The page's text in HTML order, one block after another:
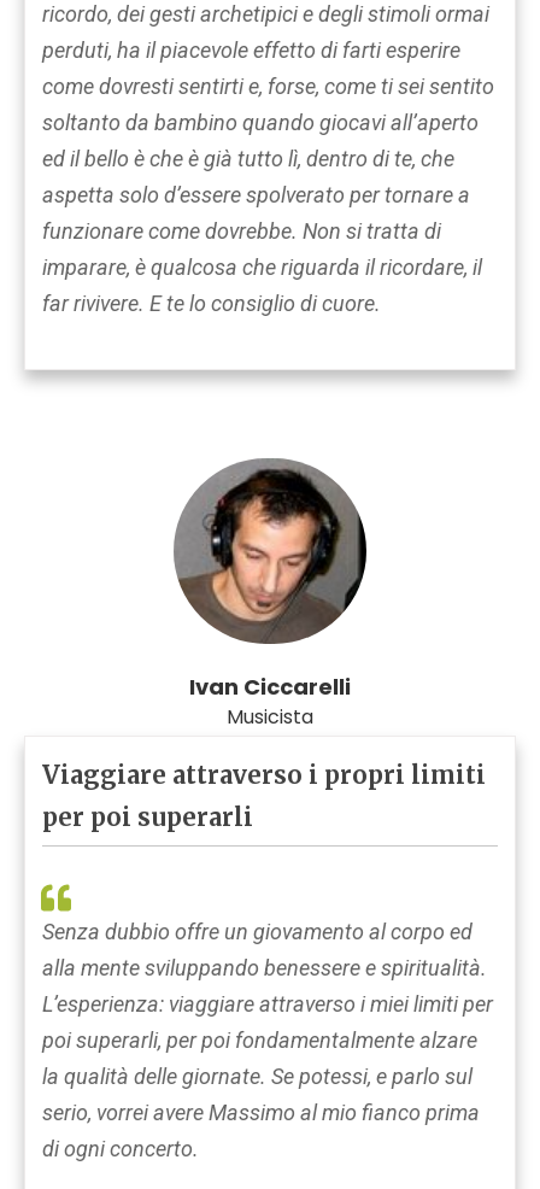
ricordo, dei gesti archetipici e degli stimoli ormai
perduti, ha il piacevole effetto di farti esperire
come dovresti sentirti e, forse, come ti sei sentito
soltanto da bambino quando giocavi all’aperto
ed il bello è che è già tutto lì, dentro di te, che
aspetta solo d’essere spolverato per tornare a
funzionare come dovrebbe. Non si tratta di
imparare, è qualcosa che riguarda il ricordare, il
far rivivere. E te lo consiglio di cuore.
Ivan Ciccarelli
Musicista
Viaggiare attraverso i propri limiti
per poi superarli
Senza dubbio offre un giovamento al corpo ed
alla mente sviluppando benessere e spiritualità.
L’esperienza: viaggiare attraverso i miei limiti per
poi superarli, per poi fondamentalmente alzare
la qualità delle giornate. Se potessi, e parlo sul
serio, vorrei avere Massimo al mio fianco prima
di ogni concerto.